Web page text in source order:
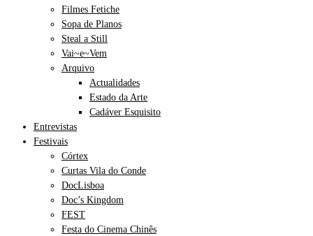
Filmes Fetiche
Sopa de Planos
Steal a Still
Vai~e~Vem
Arquivo
Actualidades
Estado da Arte
Cadáver Esquisito
Entrevistas
Festivais
Córtex
Curtas Vila do Conde
DocLisboa
Doc’s Kingdom
FEST
Festa do Cinema Chinês